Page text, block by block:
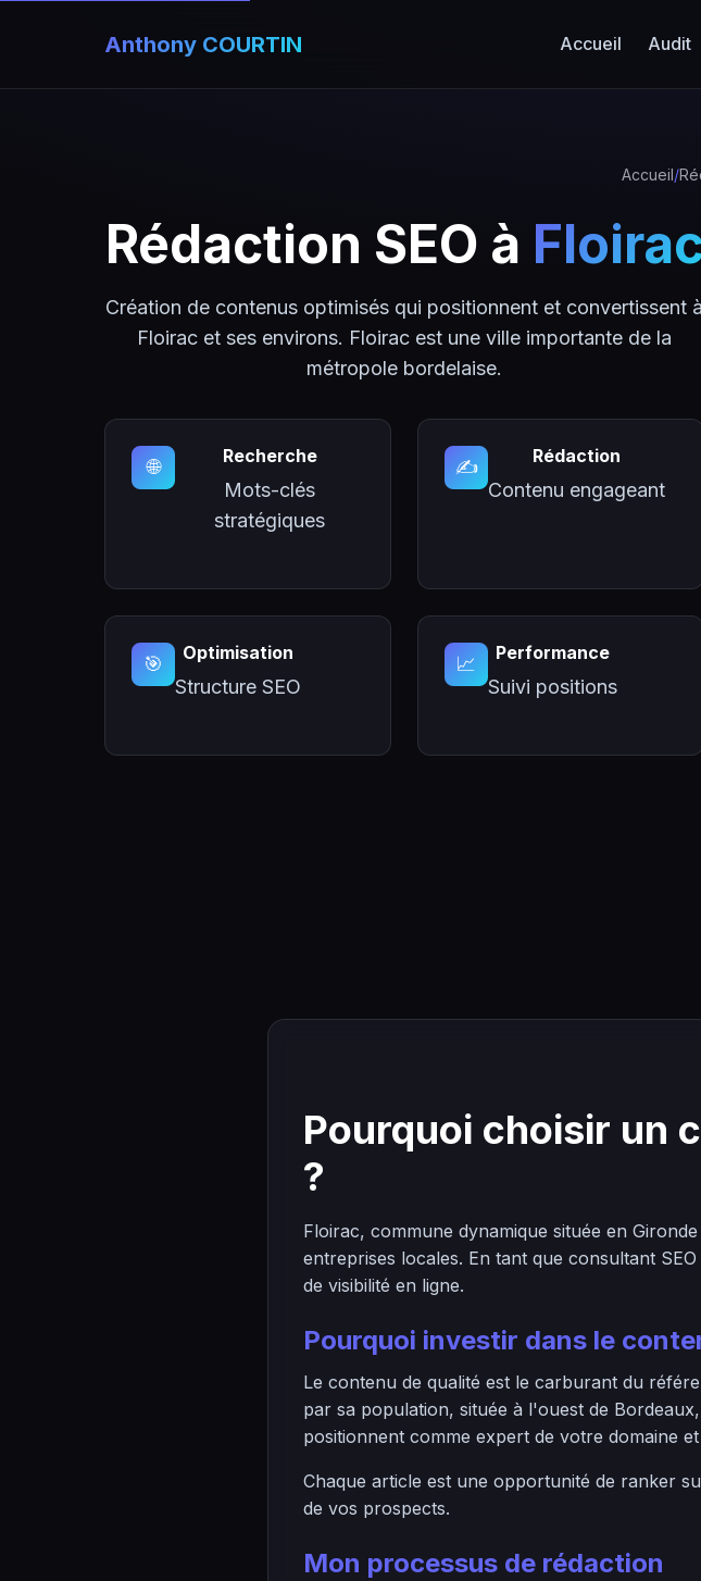
Anthony COURTIN Accueil Audit
Accueil/
Rédaction SEO à
Création de contenus optimisés qui positionnent et convertissent à
Floirac et ses environs. Floirac est une ville importante de la
métropole bordelaise.
🌐 Recherche
Mots-clés
stratégiques
✍️ Rédaction
Contenu engageant
🎯 Optimisation
Structure SEO
📈 Performance
Suivi positions
Pourquoi choisir un
?
Floirac, commune dynamique située en
entreprises locales. En tant que consultant
de visibilité en ligne.
Pourquoi investir dans le
Le contenu de qualité est le carburant du
par sa population, située à l'ouest de
positionnent comme expert de votre domaine
Chaque article est une opportunité de ranker
de vos prospects.
Mon processus de rédaction